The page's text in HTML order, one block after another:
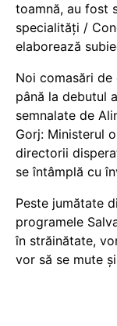
toamnă, au fost
specialități /
elaborează
Noi comasări
până la debutul
semnalate de
Gorj: Ministerul
directorii
se întâmplă cu
Peste jumătate
programele
în străinătate,
vor să se mute